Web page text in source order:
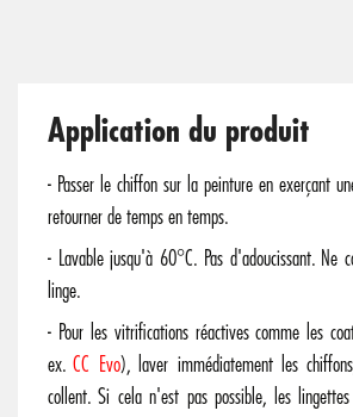
Application du produit
- Passer le chiffon sur la peinture en exerçant
retourner de temps en temps.
- Lavable jusqu'à 60°C. Pas d'adoucissant. Ne
linge.
- Pour les vitrifications réactives comme les
ex.CC Evo), laver immédiatement les
collent. Si cela n'est pas possible, les